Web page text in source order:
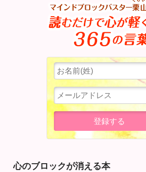
心のブロックが消える本